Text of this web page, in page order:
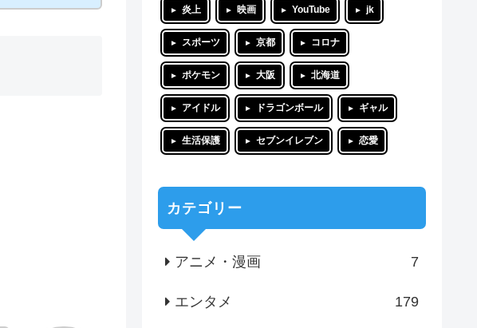
炎上 映画 YouTube jk
スポーツ 京都 コロナ
ポケモン 大阪 北海道
アイドル ドラゴンボール ギャル
生活保護 セブンイレブン 恋愛
カテゴリー
アニメ・漫画 7
エンタメ 179